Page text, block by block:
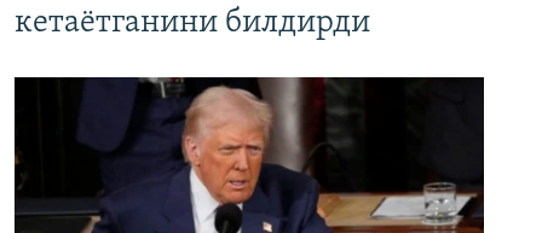
кетаётганини билдирди